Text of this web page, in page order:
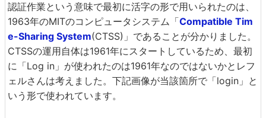
認証作業という意味で最初に活字の形で用いられたのは、
1963年のMITのコンピュータシステム「Compatible Tim
e-Sharing System(CTSS)」であることが分かりました。
CTSSの運用自体は1961年にスタートしているため、最初
に「Log in」が使われたのは1961年なのではないかとレフ
ェルさんは考えました。下記画像が当該箇所で「login」と
いう形で使われています。